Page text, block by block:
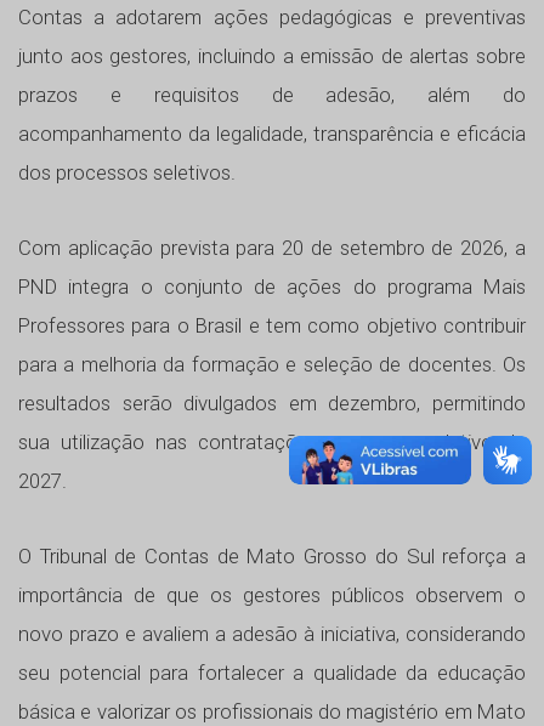
Contas a adotarem ações pedagógicas e preventivas
junto aos gestores, incluindo a emissão de alertas sobre
prazos e requisitos de adesão, além do
acompanhamento da legalidade, transparência e eficácia
dos processos seletivos.
Com aplicação prevista para 20 de setembro de 2026, a
PND integra o conjunto de ações do programa Mais
Professores para o Brasil e tem como objetivo contribuir
para a melhoria da formação e seleção de docentes. Os
resultados serão divulgados em dezembro, permitindo
sua utilização nas contratações para o ano letivo de
2027.
O Tribunal de Contas de Mato Grosso do Sul reforça a
importância de que os gestores públicos observem o
novo prazo e avaliem a adesão à iniciativa, considerando
seu potencial para fortalecer a qualidade da educação
básica e valorizar os profissionais do magistério em Mato